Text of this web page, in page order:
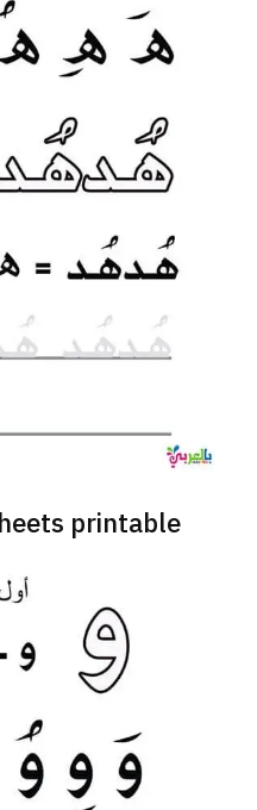
printable